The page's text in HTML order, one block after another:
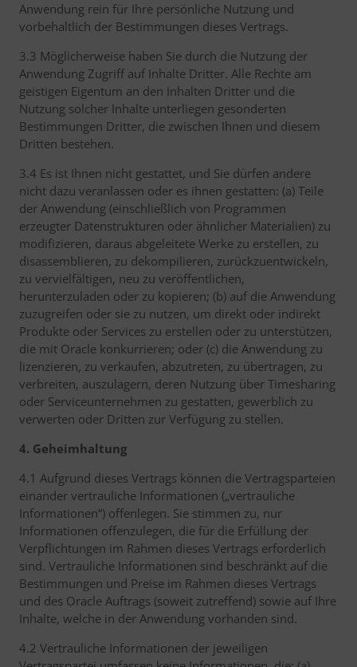
Anwendung rein für Ihre persönliche Nutzung und
vorbehaltlich der Bestimmungen dieses Vertrags.
3.3 Möglicherweise haben Sie durch die Nutzung der
Anwendung Zugriff auf Inhalte Dritter. Alle Rechte am
geistigen Eigentum an den Inhalten Dritter und die
Nutzung solcher Inhalte unterliegen gesonderten
Bestimmungen Dritter, die zwischen Ihnen und diesem
Dritten bestehen.
3.4 Es ist Ihnen nicht gestattet, und Sie dürfen andere
nicht dazu veranlassen oder es ihnen gestatten: (a) Teile
der Anwendung (einschließlich von Programmen
erzeugter Datenstrukturen oder ähnlicher Materialien) zu
modifizieren, daraus abgeleitete Werke zu erstellen, zu
disassemblieren, zu dekompilieren, zurückzuentwickeln,
zu vervielfältigen, neu zu veröffentlichen,
herunterzuladen oder zu kopieren; (b) auf die Anwendung
zuzugreifen oder sie zu nutzen, um direkt oder indirekt
Produkte oder Services zu erstellen oder zu unterstützen,
die mit Oracle konkurrieren; oder (c) die Anwendung zu
lizenzieren, zu verkaufen, abzutreten, zu übertragen, zu
verbreiten, auszulagern, deren Nutzung über Timesharing
oder Serviceunternehmen zu gestatten, gewerblich zu
verwerten oder Dritten zur Verfügung zu stellen.
4. Geheimhaltung
4.1 Aufgrund dieses Vertrags können die Vertragsparteien
einander vertrauliche Informationen („vertrauliche
Informationen“) offenlegen. Sie stimmen zu, nur
Informationen offenzulegen, die für die Erfüllung der
Verpflichtungen im Rahmen dieses Vertrags erforderlich
sind. Vertrauliche Informationen sind beschränkt auf die
Bestimmungen und Preise im Rahmen dieses Vertrags
und des Oracle Auftrags (soweit zutreffend) sowie auf Ihre
Inhalte, welche in der Anwendung vorhanden sind.
4.2 Vertrauliche Informationen der jeweiligen